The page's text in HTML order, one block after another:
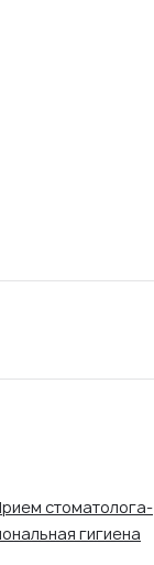
стоматолога-
гигиена